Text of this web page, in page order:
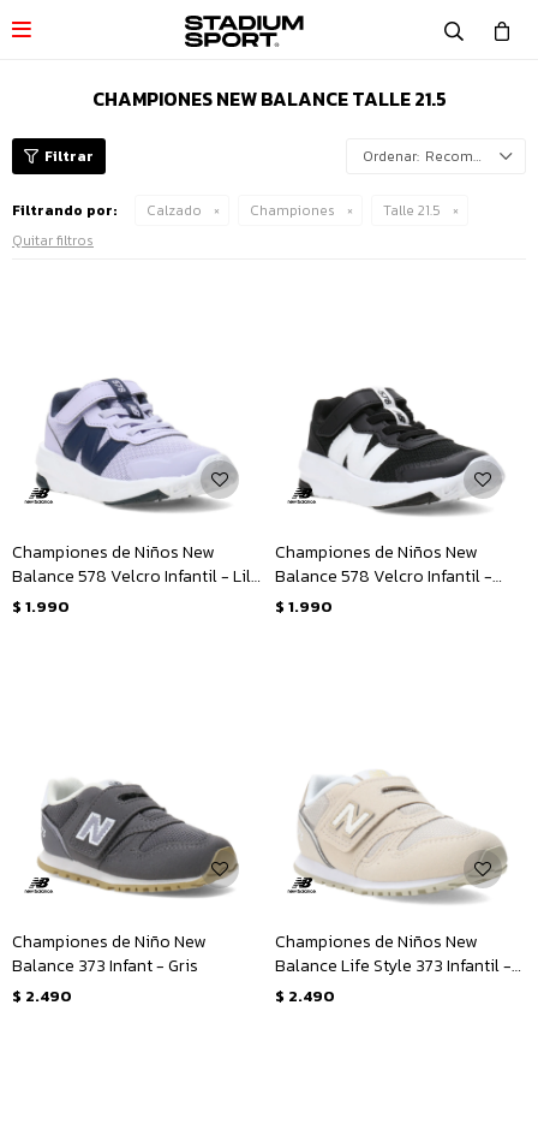

CHAMPIONES NEW BALANCE TALLE 21.5
Recomendados
Filtrando por: Calzado Championes
Talle 21.5
Quitar filtros
Championes de Niños New
Balance 578 Velcro Infantil - Lila
- Azul Marino
$ 1.990
Championes de Niños New
Balance 578 Velcro Infantil -
Negro - Blanco
$ 1.990
Championes de Niño New
Balance 373 Infant - Gris
$ 2.490
Championes de Niños New
Balance Life Style 373 Infantil -
Beige
$ 2.490